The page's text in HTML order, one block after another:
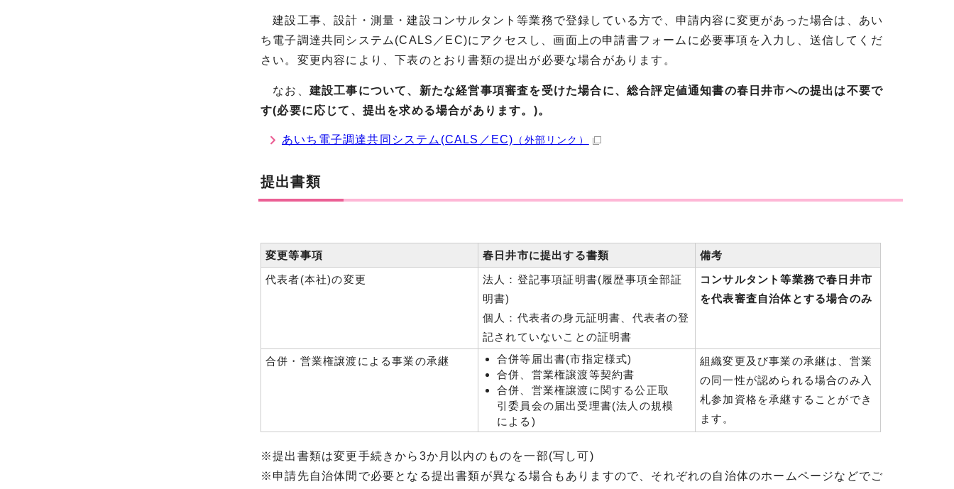
建設工事、設計・測量・建設コンサルタント等業務で登録している方で、申請内容に変更があった場合は、あい
ち電子調達共同システム(CALS／EC)にアクセスし、画面上の申請書フォームに必要事項を入力し、送信してくだ
さい。変更内容により、下表のとおり書類の提出が必要な場合があります。
なお、 建設工事について、新たな経営事項審査を受けた場合に、総合評定値通知書の春日井市への提出は不要で
す(必要に応じて、提出を求める場合があります。)。
あいち電子調達共同システム(CALS／EC) （外部リンク）
提出書類
変更等事項 春日井市に提出する書類
備考
代表者(本社)の変更
法人：登記事項証明書(履歴事項全部証
明書)
個人：代表者の身元証明書、代表者の登
記されていないことの証明書
コンサルタント等業務で春日井市
を代表審査自治体とする場合のみ
合併・営業権譲渡による事業の承継
合併等届出書(市指定様式)
合併、営業権譲渡等契約書
合併、営業権譲渡に関する公正取
引委員会の届出受理書(法人の規模
による)
組織変更及び事業の承継は、営業
の同一性が認められる場合のみ入
札参加資格を承継することができ
ます。
※提出書類は変更手続きから3か月以内のものを一部(写し可)
※申請先自治体間で必要となる提出書類が異なる場合もありますので、それぞれの自治体のホームページなどでご